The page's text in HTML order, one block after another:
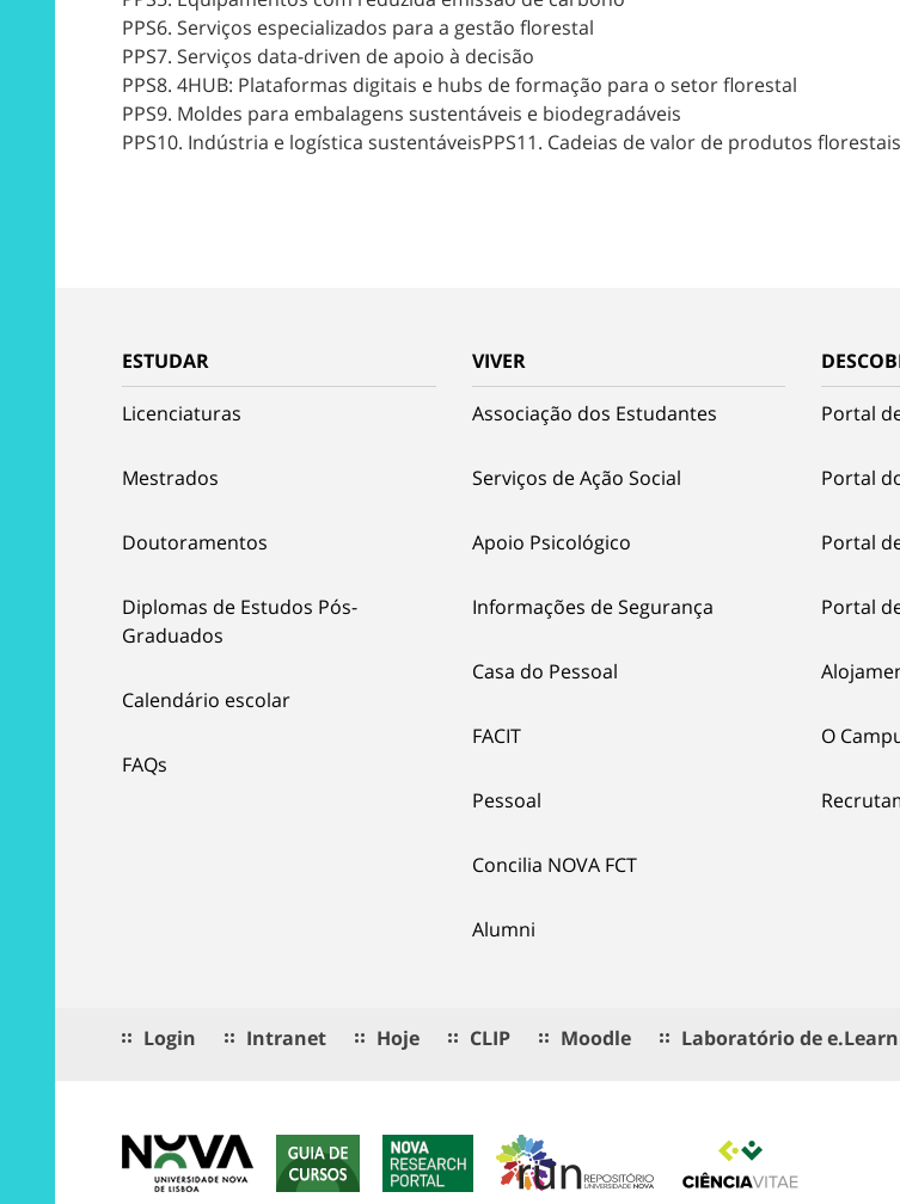
PPS6. Serviços especializados para a gestão florestal
PPS7. Serviços data-driven de apoio à decisão
PPS8. 4HUB: Plataformas digitais e hubs de formação para o setor florestal
PPS9. Moldes para embalagens sustentáveis e biodegradáveis
PPS10. Indústria e logística sustentáveisPPS11. Cadeias de valor de produtos
ESTUDAR
Licenciaturas
Mestrados
Doutoramentos
Diplomas de Estudos Pós-
Graduados
Calendário escolar
FAQs
VIVER
Associação dos Estudantes
Serviços de Ação Social
Apoio Psicológico
Informações de Segurança
Casa do Pessoal
FACIT
Pessoal
Concilia NOVA FCT
Alumni
Portal
Portal
Portal
Portal
O
Login Intranet Hoje CLIP Moodle Laboratório de